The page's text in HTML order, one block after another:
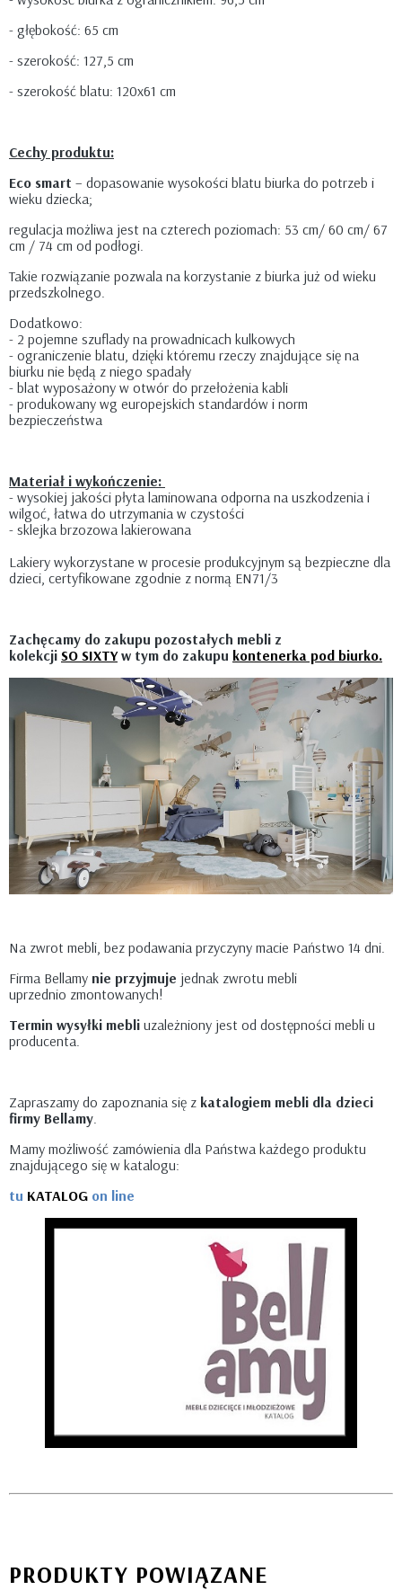
- głębokość: 65 cm
- szerokość: 127,5 cm
- szerokość blatu: 120x61 cm
Cechy produktu:
Eco smart – dopasowanie wysokości blatu biurka do potrzeb i
wieku dziecka;
regulacja możliwa jest na czterech poziomach: 53 cm/ 60 cm/ 67
cm / 74 cm od podłogi.
Takie rozwiązanie pozwala na korzystanie z biurka już od wieku
przedszkolnego.
Dodatkowo:
- 2 pojemne szuflady na prowadnicach kulkowych
- ograniczenie blatu, dzięki któremu rzeczy znajdujące się na
biurku nie będą z niego spadały
- blat wyposażony w otwór do przełożenia kabli
- produkowany wg europejskich standardów i norm
bezpieczeństwa
Materiał i wykończenie:
- wysokiej jakości płyta laminowana odporna na uszkodzenia i
wilgoć, łatwa do utrzymania w czystości
- sklejka brzozowa lakierowana
Lakiery wykorzystane w procesie produkcyjnym są bezpieczne dla
dzieci, certyfikowane zgodnie z normą EN71/3
Zachęcamy do zakupu pozostałych mebli z
kolekcji SO SIXTYw tym do zakupu kontenerka pod biurko.
Na zwrot mebli, bez podawania przyczyny macie Państwo 14 dni.
Firma Bellamy nie przyjmuje jednak zwrotu mebli
uprzednio zmontowanych!
Termin wysyłki mebli uzależniony jest od dostępności mebli u
producenta.
Zapraszamy do zapoznania się z katalogiem mebli dla dzieci
firmy Bellamy
Mamy możliwość zamówienia dla Państwa każdego produktu
znajdującego się w katalogu:
tu KATALOG on line
PRODUKTY POWIĄZANE